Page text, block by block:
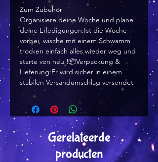
Zum Zubehör
Organisiere deine Woche und plane
deine Erledigungen.Ist die Woche
vorbei, wische mit einem Schwamm
trocken einfach alles wieder weg und
starte von neu !📦Verpackung &
Lieferung:Er wird sicher in einem
stabilen Versandumschlag versendet
Gerelateerde
producten